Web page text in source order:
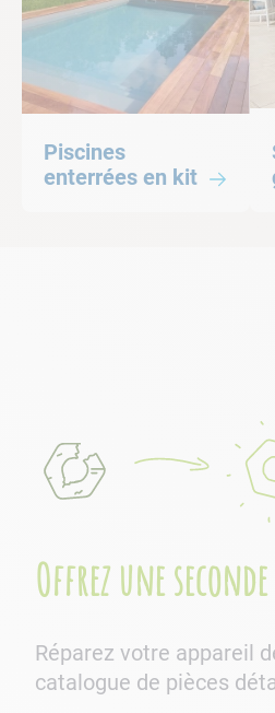
Piscines
enterrées en kit
<br/> Piscine enterrées en kit
Offrez une
Réparez votre appareil
catalogue de pièces